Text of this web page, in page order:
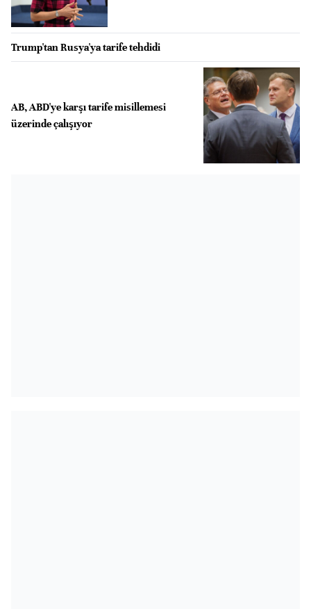
Trump'tan Rusya'ya tarife tehdidi
AB, ABD'ye karşı tarife misillemesi
üzerinde çalışıyor